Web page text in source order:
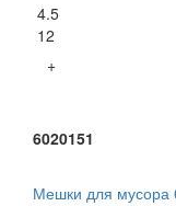
4.5
12
+
6020151
Мешки для мусора